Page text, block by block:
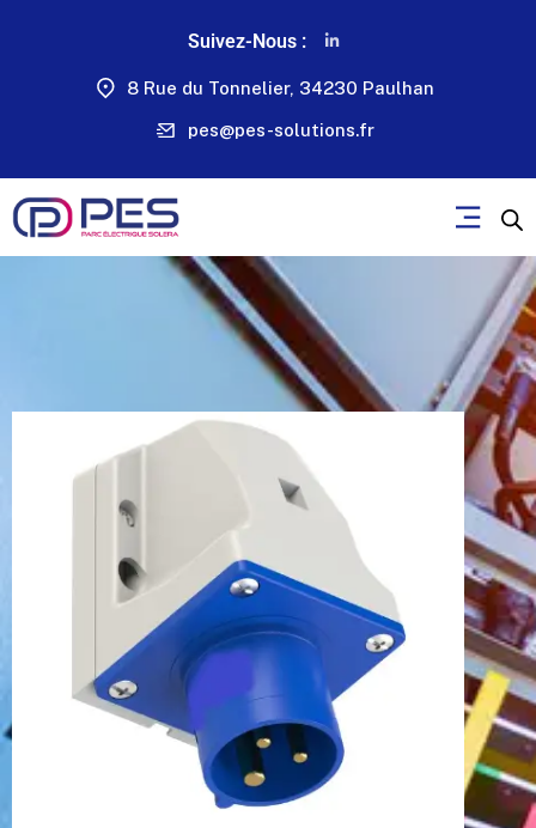
Suivez-Nous :
8 Rue du Tonnelier, 34230 Paulhan
pes@pes-solutions.fr